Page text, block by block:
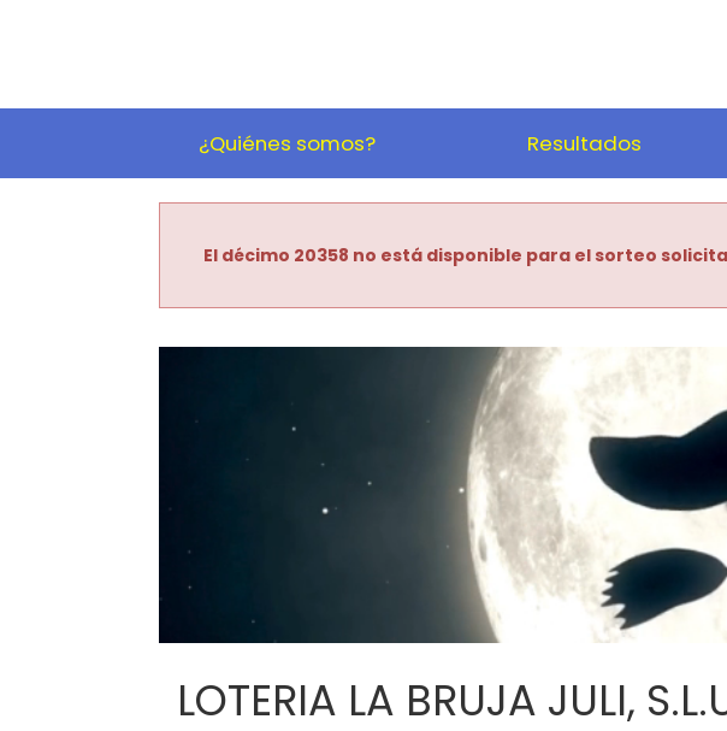
¿Quiénes somos? Resultados
El décimo 20358 no está disponible para el sorteo
LOTERIA LA BRUJA JULI,